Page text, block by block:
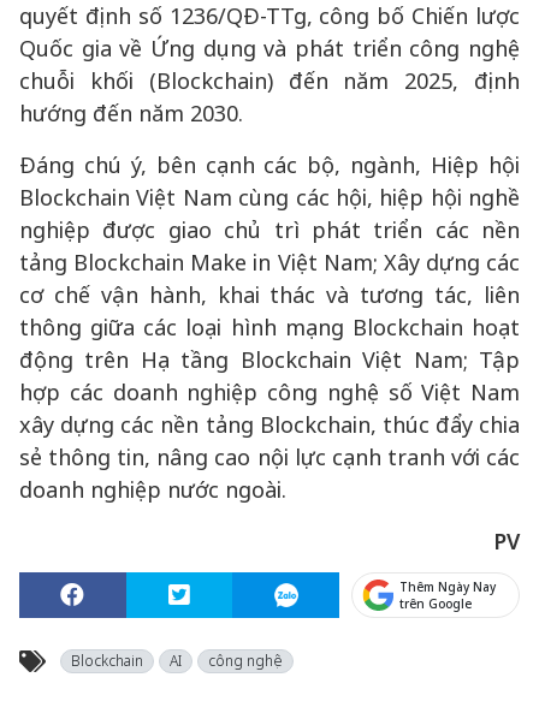
quyết định số 1236/QĐ-TTg, công bố Chiến lược
Quốc gia về Ứng dụng và phát triển công nghệ
chuỗi khối (Blockchain) đến năm 2025, định
hướng đến năm 2030.
Đáng chú ý, bên cạnh các bộ, ngành, Hiệp hội
Blockchain Việt Nam cùng các hội, hiệp hội nghề
nghiệp được giao chủ trì phát triển các nền
tảng Blockchain Make in Việt Nam; Xây dựng các
cơ chế vận hành, khai thác và tương tác, liên
thông giữa các loại hình mạng Blockchain hoạt
động trên Hạ tầng Blockchain Việt Nam; Tập
hợp các doanh nghiệp công nghệ số Việt Nam
xây dựng các nền tảng Blockchain, thúc đẩy chia
sẻ thông tin, nâng cao nội lực cạnh tranh với các
doanh nghiệp nước ngoài.
PV
Thêm Ngày Nay
trên Google
Blockchain AI công nghệ